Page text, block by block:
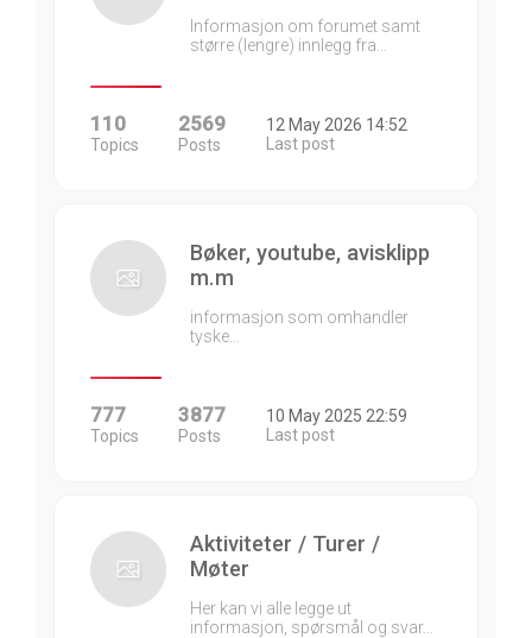
Informasjon om forumet samt
større (lengre) innlegg fra…
110
Topics
2569
Posts
12 May 2026 14:52
Last post
Bøker, youtube, avisklipp
m.m
informasjon som omhandler
tyske…
777
Topics
3877
Posts
10 May 2025 22:59
Last post
Aktiviteter / Turer /
Møter
Her kan vi alle legge ut
informasjon, spørsmål og svar…